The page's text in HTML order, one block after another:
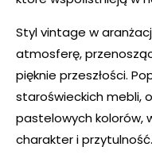
Styl vintage w
atmosferę,
pięknie przeszłości.
staroświeckich mebli,
pastelowych kolorów,
charakter i przytulność.